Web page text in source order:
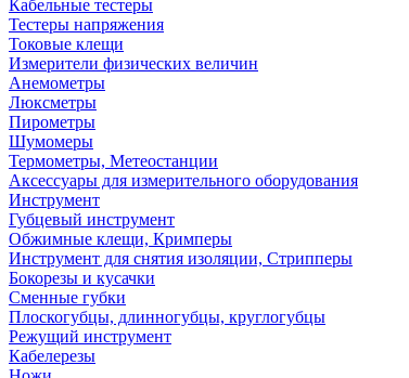
Кабельные тестеры
Тестеры напряжения
Токовые клещи
Измерители физических величин
Анемометры
Люксметры
Пирометры
Шумомеры
Термометры, Метеостанции
Аксессуары для измерительного оборудования
Инструмент
Губцевый инструмент
Обжимные клещи, Кримперы
Инструмент для снятия изоляции, Стрипперы
Бокорезы и кусачки
Сменные губки
Плоскогубцы, длинногубцы, круглогубцы
Режущий инструмент
Кабелерезы